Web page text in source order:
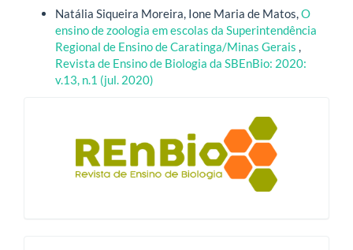
Natália Siqueira Moreira, Ione Maria de Matos,O
ensino de zoologia em escolas da Superintendência
Regional de Ensino de Caratinga/Minas Gerais ,
Revista de Ensino de Biologia da SBEnBio: 2020:
v.13, n.1 (jul. 2020)